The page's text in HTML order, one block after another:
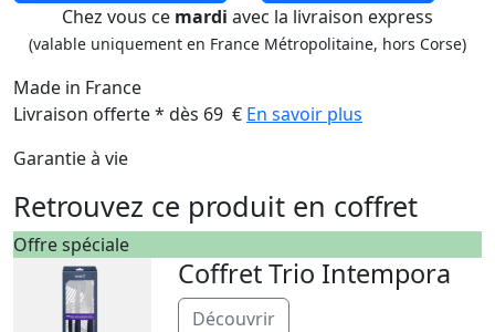
Chez vous ce mardi avec la livraison express
(valable uniquement en France Métropolitaine, hors Corse)
Made in France
Livraison offerte * dès 69 € En savoir plus
Garantie à vie
Retrouvez ce produit en coffret
Offre spéciale
Coffret Trio Intempora
Découvrir